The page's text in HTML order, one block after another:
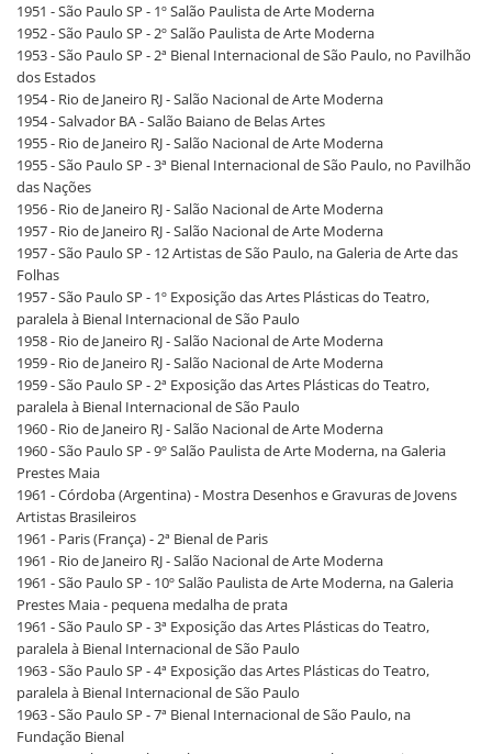
1951 - São Paulo SP - 1º Salão Paulista de Arte Moderna
1952 - São Paulo SP - 2º Salão Paulista de Arte Moderna
1953 - São Paulo SP - 2ª Bienal Internacional de São Paulo, no Pavilhão
dos Estados
1954 - Rio de Janeiro RJ - Salão Nacional de Arte Moderna
1954 - Salvador BA - Salão Baiano de Belas Artes
1955 - Rio de Janeiro RJ - Salão Nacional de Arte Moderna
1955 - São Paulo SP - 3ª Bienal Internacional de São Paulo, no Pavilhão
das Nações
1956 - Rio de Janeiro RJ - Salão Nacional de Arte Moderna
1957 - Rio de Janeiro RJ - Salão Nacional de Arte Moderna
1957 - São Paulo SP - 12 Artistas de São Paulo, na Galeria de Arte das
Folhas
1957 - São Paulo SP - 1º Exposição das Artes Plásticas do Teatro,
paralela à Bienal Internacional de São Paulo
1958 - Rio de Janeiro RJ - Salão Nacional de Arte Moderna
1959 - Rio de Janeiro RJ - Salão Nacional de Arte Moderna
1959 - São Paulo SP - 2ª Exposição das Artes Plásticas do Teatro,
paralela à Bienal Internacional de São Paulo
1960 - Rio de Janeiro RJ - Salão Nacional de Arte Moderna
1960 - São Paulo SP - 9º Salão Paulista de Arte Moderna, na Galeria
Prestes Maia
1961 - Córdoba (Argentina) - Mostra Desenhos e Gravuras de Jovens
Artistas Brasileiros
1961 - Paris (França) - 2ª Bienal de Paris
1961 - Rio de Janeiro RJ - Salão Nacional de Arte Moderna
1961 - São Paulo SP - 10º Salão Paulista de Arte Moderna, na Galeria
Prestes Maia - pequena medalha de prata
1961 - São Paulo SP - 3ª Exposição das Artes Plásticas do Teatro,
paralela à Bienal Internacional de São Paulo
1963 - São Paulo SP - 4ª Exposição das Artes Plásticas do Teatro,
paralela à Bienal Internacional de São Paulo
1963 - São Paulo SP - 7ª Bienal Internacional de São Paulo, na
Fundação Bienal